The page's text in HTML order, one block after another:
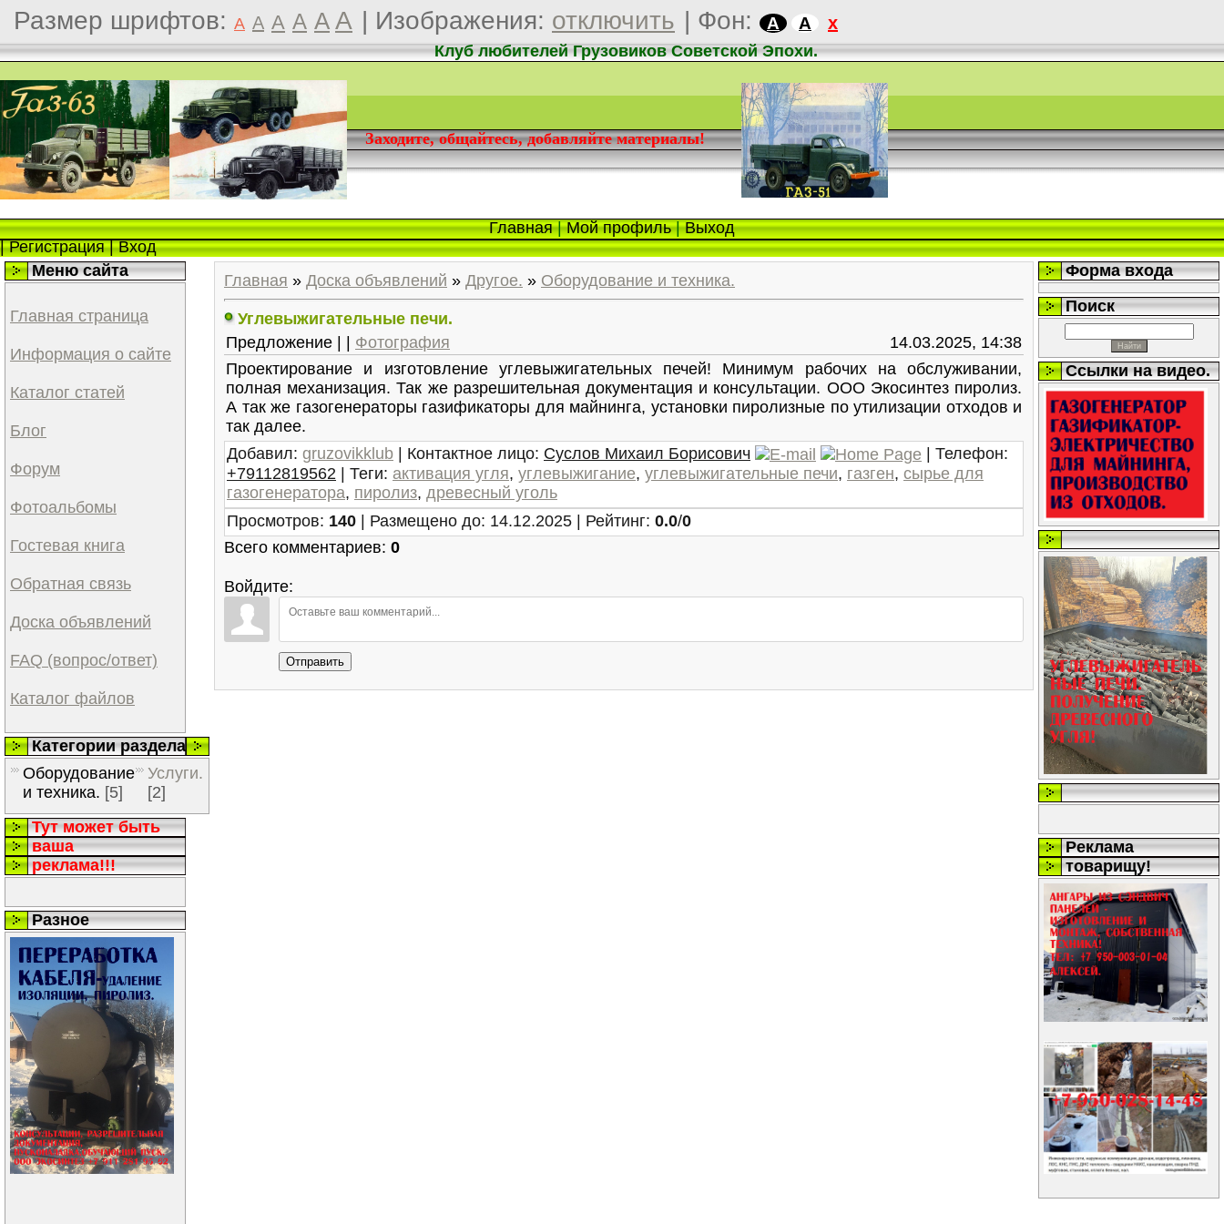
Размер шрифтов: A A A A A A | Изображения: отключить | Фон: A A x
Клуб любителей Грузовиков Советской Эпохи.
Заходите, общайтесь, добавляйте материалы!
Главная|Мой профиль|Выход
|Регистрация|Вход
Меню сайта
Главная страница
Информация о сайте
Каталог статей
Блог
Форум
Фотоальбомы
Гостевая книга
Обратная связь
Доска объявлений
FAQ (вопрос/ответ)
Каталог файлов
Категории раздела
Оборудование
и техника. [5]
Услуги.
[2]
Тут может быть
ваша
реклама!!!
Разное
Главная » Доска объявлений » Другое. » Оборудование и техника.
Углевыжигательные печи.
Предложение | | Фотография
14.03.2025, 14:38
Проектирование и изготовление углевыжигательных печей! Минимум рабочих на обслуживании,
полная механизация. Так же разрешительная документация и консультации. ООО Экосинтез пиролиз.
А так же газогенераторы газификаторы для майнинга, установки пиролизные по утилизации отходов и
так далее.
Добавил: gruzovikklub Контактное лицо: Суслов Михаил Борисович Телефон:
+79112819562 | Теги: активация угля, углевыжигание, углевыжигательные печи, газген, сырье для
газогенератора, пиролиз, древесный уголь
Просмотров: 140 Размещено до: 14.12.2025 | Рейтинг: 0.0/0
Всего комментариев: 0
Войдите:
Отправить
Форма входа
Поиск
Ссылки на видео.
Реклама
товарищу!